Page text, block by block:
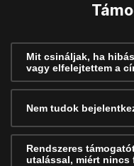
Mit csináljak, ha
vagy elfelejtettem a
Nem tudok
Rendszeres
utalással, miért nincs